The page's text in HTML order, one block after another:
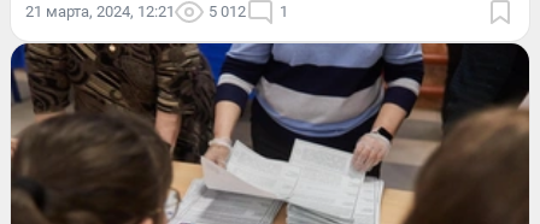
21 марта, 2024, 12:21 5 012 1